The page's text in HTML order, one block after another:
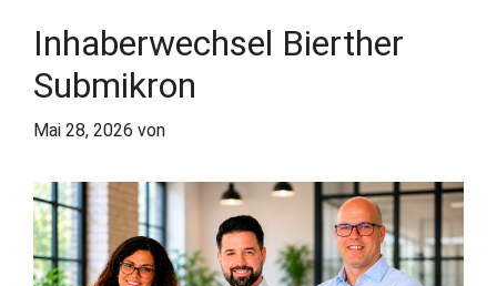
Inhaberwechsel Bierther
Submikron
Mai 28, 2026 von